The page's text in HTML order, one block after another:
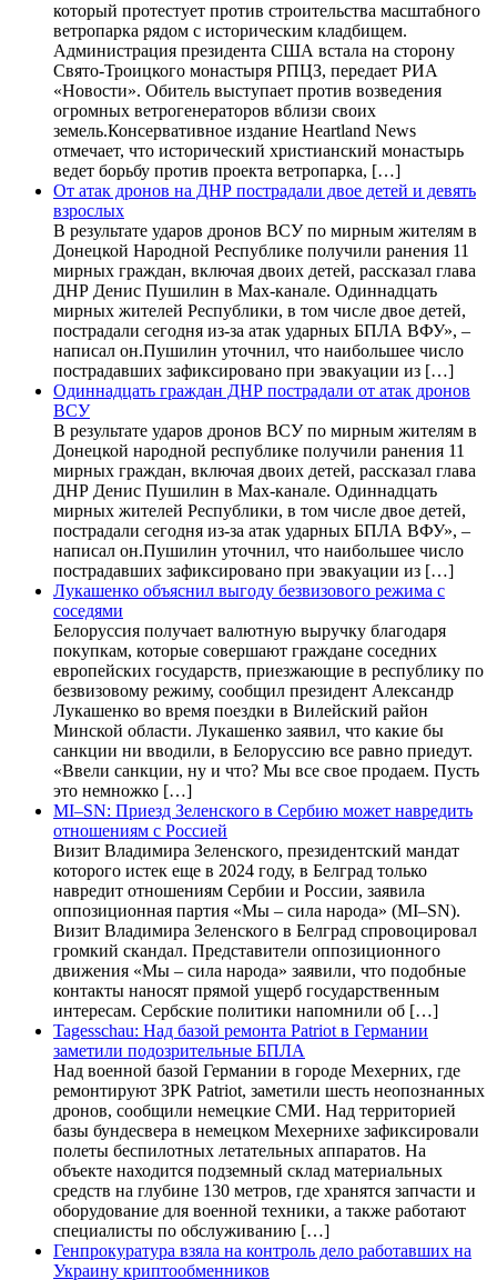
который протестует против строительства масштабного
ветропарка рядом с историческим кладбищем.
Администрация президента США встала на сторону
Свято-Троицкого монастыря РПЦЗ, передает РИА
«Новости». Обитель выступает против возведения
огромных ветрогенераторов вблизи своих
земель.Консервативное издание Heartland News
отмечает, что исторический христианский монастырь
ведет борьбу против проекта ветропарка, […]
От атак дронов на ДНР пострадали двое детей и девять
взрослых
В результате ударов дронов ВСУ по мирным жителям в
Донецкой Народной Республике получили ранения 11
мирных граждан, включая двоих детей, рассказал глава
ДНР Денис Пушилин в Max-канале. Одиннадцать
мирных жителей Республики, в том числе двое детей,
пострадали сегодня из-за атак ударных БПЛА ВФУ», –
написал он.Пушилин уточнил, что наибольшее число
пострадавших зафиксировано при эвакуации из […]
Одиннадцать граждан ДНР пострадали от атак дронов
ВСУ
В результате ударов дронов ВСУ по мирным жителям в
Донецкой народной республике получили ранения 11
мирных граждан, включая двоих детей, рассказал глава
ДНР Денис Пушилин в Max-канале. Одиннадцать
мирных жителей Республики, в том числе двое детей,
пострадали сегодня из-за атак ударных БПЛА ВФУ», –
написал он.Пушилин уточнил, что наибольшее число
пострадавших зафиксировано при эвакуации из […]
Лукашенко объяснил выгоду безвизового режима с
соседями
Белоруссия получает валютную выручку благодаря
покупкам, которые совершают граждане соседних
европейских государств, приезжающие в республику по
безвизовому режиму, сообщил президент Александр
Лукашенко во время поездки в Вилейский район
Минской области. Лукашенко заявил, что какие бы
санкции ни вводили, в Белоруссию все равно приедут.
«Ввели санкции, ну и что? Мы все свое продаем. Пусть
это немножко […]
MI–SN: Приезд Зеленского в Сербию может навредить
отношениям с Россией
Визит Владимира Зеленского, президентский мандат
которого истек еще в 2024 году, в Белград только
навредит отношениям Сербии и России, заявила
оппозиционная партия «Мы – сила народа» (MI–SN).
Визит Владимира Зеленского в Белград спровоцировал
громкий скандал. Представители оппозиционного
движения «Мы – сила народа» заявили, что подобные
контакты наносят прямой ущерб государственным
интересам. Сербские политики напомнили об […]
Tagesschau: Над базой ремонта Patriot в Германии
заметили подозрительные БПЛА
Над военной базой Германии в городе Мехерних, где
ремонтируют ЗРК Patriot, заметили шесть неопознанных
дронов, сообщили немецкие СМИ. Над территорией
базы бундесвера в немецком Мехернихе зафиксировали
полеты беспилотных летательных аппаратов. На
объекте находится подземный склад материальных
средств на глубине 130 метров, где хранятся запчасти и
оборудование для военной техники, а также работают
специалисты по обслуживанию […]
Генпрокуратура взяла на контроль дело работавших на
Украину криптообменников